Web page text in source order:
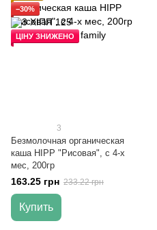
−30%
ЦІНУ ЗНИЖЕНО
3
Безмолочная органическая
каша HIPP "Рисовая", с 4-х
мес, 200гр
163.25 грн 233.22 грн
Купить